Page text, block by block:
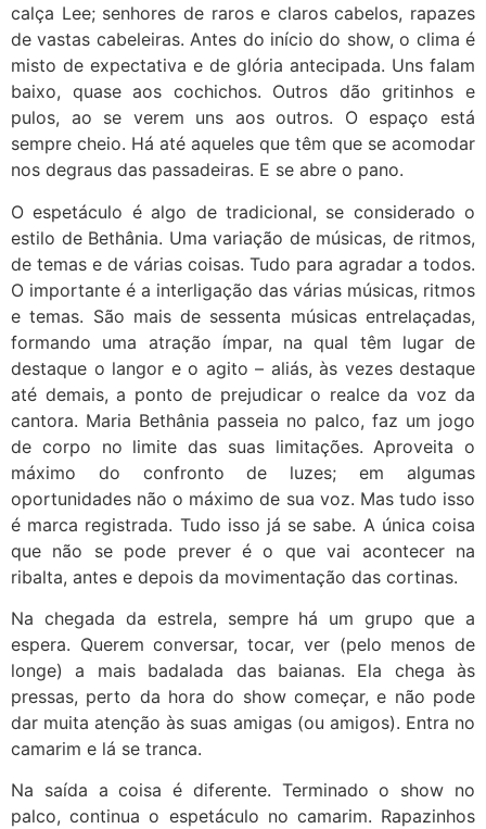
calça Lee; senhores de raros e claros cabelos, rapazes
de vastas cabeleiras. Antes do início do show, o clima é
misto de expectativa e de glória antecipada. Uns falam
baixo, quase aos cochichos. Outros dão gritinhos e
pulos, ao se verem uns aos outros. O espaço está
sempre cheio. Há até aqueles que têm que se acomodar
nos degraus das passadeiras. E se abre o pano.
O espetáculo é algo de tradicional, se considerado o
estilo de Bethânia. Uma variação de músicas, de ritmos,
de temas e de várias coisas. Tudo para agradar a todos.
O importante é a interligação das várias músicas, ritmos
e temas. São mais de sessenta músicas entrelaçadas,
formando uma atração ímpar, na qual têm lugar de
destaque o langor e o agito – aliás, às vezes destaque
até demais, a ponto de prejudicar o realce da voz da
cantora. Maria Bethânia passeia no palco, faz um jogo
de corpo no limite das suas limitações. Aproveita o
máximo do confronto de luzes; em algumas
oportunidades não o máximo de sua voz. Mas tudo isso
é marca registrada. Tudo isso já se sabe. A única coisa
que não se pode prever é o que vai acontecer na
ribalta, antes e depois da movimentação das cortinas.
Na chegada da estrela, sempre há um grupo que a
espera. Querem conversar, tocar, ver (pelo menos de
longe) a mais badalada das baianas. Ela chega às
pressas, perto da hora do show começar, e não pode
dar muita atenção às suas amigas (ou amigos). Entra no
camarim e lá se tranca.
Na saída a coisa é diferente. Terminado o show no
palco, continua o espetáculo no camarim. Rapazinhos